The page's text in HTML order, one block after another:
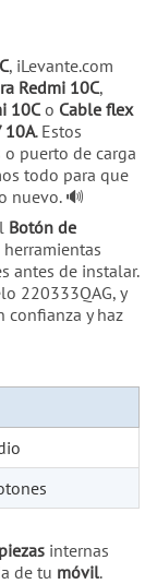
, iLevante.com
Redmi 10C,
10C o Cable flex
10A. Estos
puerto de carga
todo para que
nuevo. 🔊
Botón de
antes de instalar.
220333QAG, y
confianza y haz
piezas internas
de tu móvil.